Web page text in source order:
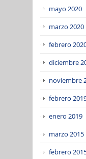
mayo 2020
marzo 2020
febrero
diciembre
noviembre
febrero
enero 2019
marzo 2015
febrero